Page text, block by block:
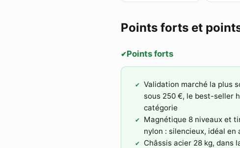
Points forts et
✔Points forts
Validation marché la plus
sous 250 €, le best-seller
catégorie
Magnétique 8 niveaux et
nylon : silencieux, idéal en
Châssis acier 28 kg, dans